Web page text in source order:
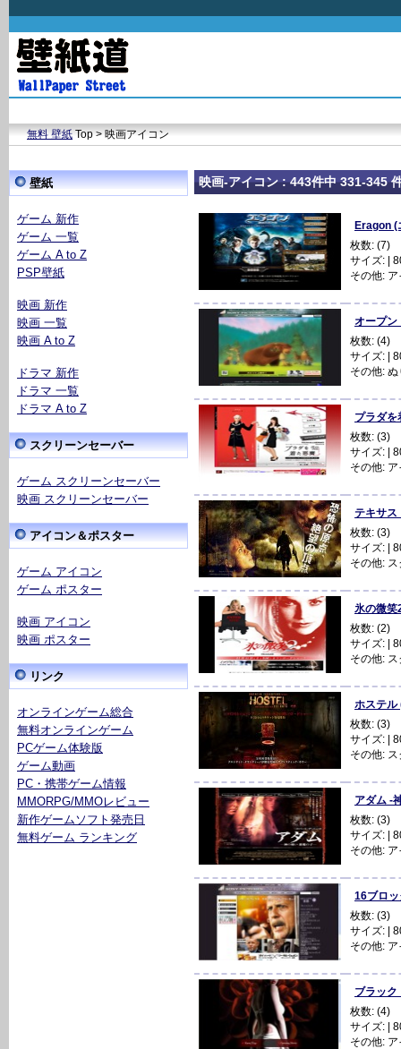
無料 壁紙Top > 映画アイコン
壁紙
ゲーム 新作
ゲーム 一覧
ゲーム A to Z
PSP壁紙
映画 新作
映画 一覧
映画 A to Z
ドラマ 新作
ドラマ 一覧
ドラマ A to Z
スクリーンセーバー
ゲーム スクリーンセーバー
映画 スクリーンセーバー
アイコン＆ポスター
ゲーム アイコン
ゲーム ポスター
映画 アイコン
映画 ポスター
リンク
オンラインゲーム総合
無料オンラインゲーム
PCゲーム体験版
ゲーム動画
PC・携帯ゲーム情報
MMORPG/MMOレビュー
新作ゲームソフト発売日
無料ゲーム ランキング
映画-アイコン : 443件中 331-345
Eragon (
枚数: (7)
サイズ: |
その他: ア
オープン
枚数: (4)
サイズ: |
その他: ぬ
プラダ
枚数: (3)
サイズ: |
その他: ア
テキサス
枚数: (3)
サイズ: |
その他:
氷の微
枚数: (2)
サイズ: |
その他:
ホステル
枚数: (3)
サイズ: |
その他:
アダム -
枚数: (3)
サイズ: |
その他: ア
16ブロ
枚数: (3)
サイズ: |
その他: ア
ブラッ
枚数: (4)
サイズ: |
その他: ア